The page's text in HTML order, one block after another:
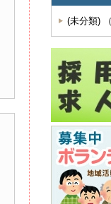
(未分類) （